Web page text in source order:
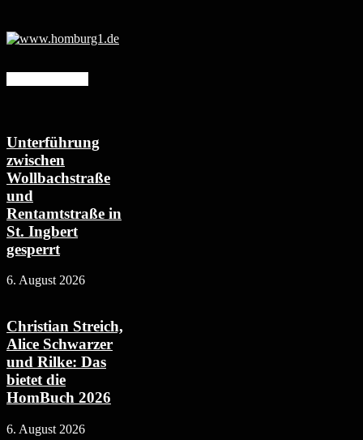
Unterführung
zwischen
Wollbachstraße
und
Rentamtstraße in
St. Ingbert
gesperrt
6. August 2026
Christian Streich,
Alice Schwarzer
und Rilke: Das
bietet die
HomBuch 2026
6. August 2026